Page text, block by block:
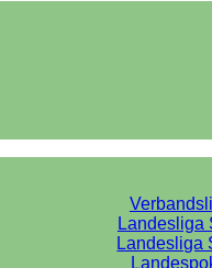
Landesliga
Landesliga